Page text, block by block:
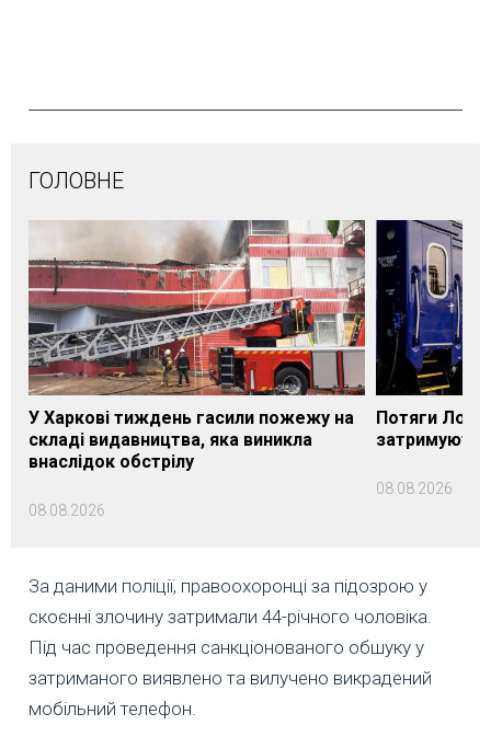
ГОЛОВНЕ
У Харкові тиждень гасили пожежу на
складі видавництва, яка виникла
внаслідок обстрілу
08.08.2026
Потяги
08.08.2026
За даними поліції, правоохоронці за підозрою у
скоєнні злочину затримали 44-річного чоловіка.
Під час проведення санкціонованого обшуку у
затриманого виявлено та вилучено викрадений
мобільний телефон.